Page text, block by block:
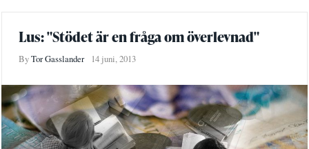
Lus: "Stödet är en fråga om överlevnad"
ByTor Gasslander 14 juni, 2013